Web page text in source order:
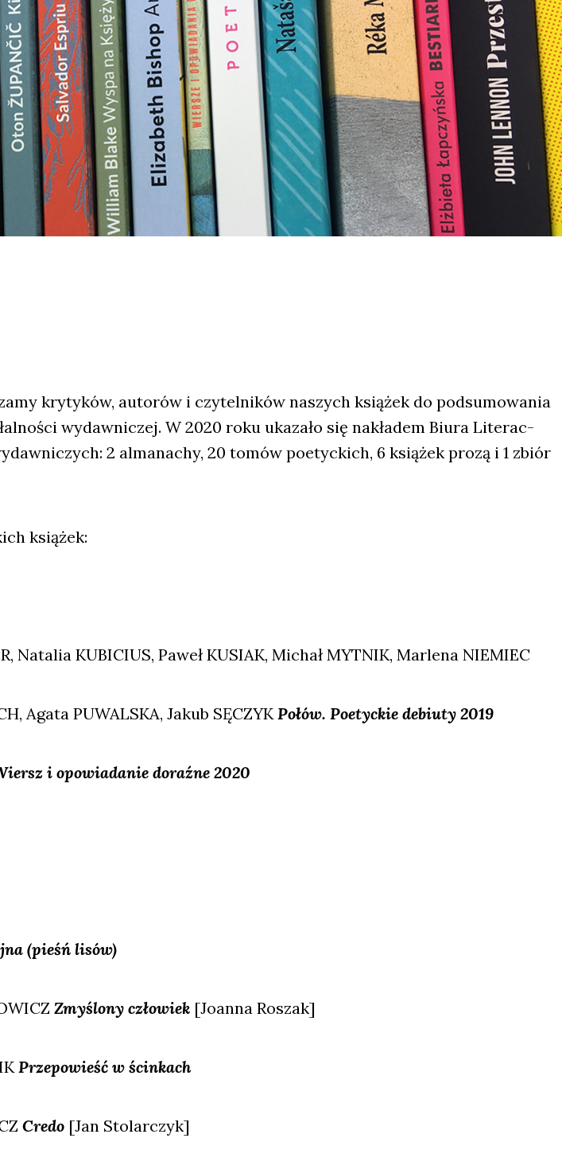
kry­ty­ków, auto­rów i czy­tel­ni­ków naszych ksią­żek do pod­su­mo­wa­nia
wydaw­ni­czej. W 2020 roku uka­za­ło się nakła­dem Biu­ra Lite­rac­
2 alma­na­chy, 20 tomów poetyc­kich, 6 ksią­żek pro­zą i 1 zbiór
ksią­żek:
Nata­lia KUBICIUS, Paweł KUSIAK, Michał MYTNIK, Mar­le­na NIEMIEC
Aga­ta PUWALSKA, Jakub SĘCZYK Połów. Poetyc­kie debiu­ty 2019
i opo­wia­da­nie doraź­ne 2020
(pieśń lisów)
Zmy­ślo­ny czło­wiek [Joan­na Roszak]
Prze­po­wieść w ścin­kach
Cre­do [Jan Sto­lar­czyk]